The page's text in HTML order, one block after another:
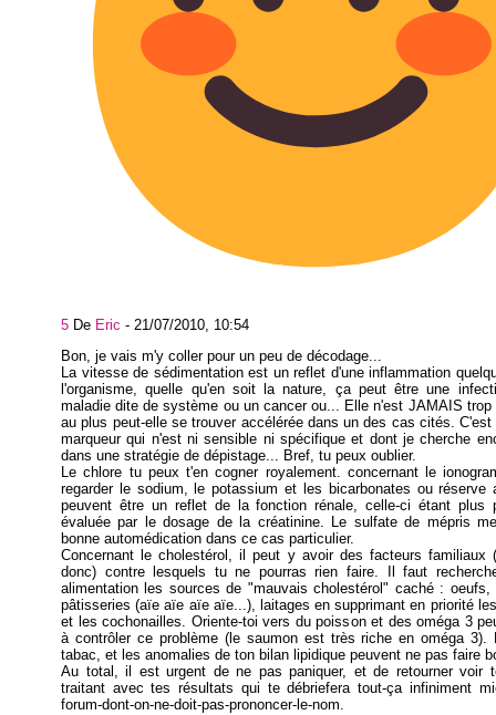
5 De Eric - 21/07/2010, 10:54
Bon, je vais m'y coller pour un peu de décodage...
La vitesse de sédimentation est un reflet d'une inflammation
l'organisme, quelle qu'en soit la nature, ça peut être une
maladie dite de système ou un cancer ou... Elle n'est JAMAIS trop
au plus peut-elle se trouver accélérée dans un des cas cités.
marqueur qui n'est ni sensible ni spécifique et dont je cherche
dans une stratégie de dépistage... Bref, tu peux oublier.
Le chlore tu peux t'en cogner royalement. concernant le
regarder le sodium, le potassium et les bicarbonates ou réserve
peuvent être un reflet de la fonction rénale, celle-ci étant plus
évaluée par le dosage de la créatinine. Le sulfate de mépris
bonne automédication dans ce cas particulier.
Concernant le cholestérol, il peut y avoir des facteurs familiaux
donc) contre lesquels tu ne pourras rien faire. Il faut
alimentation les sources de "mauvais cholestérol" caché : oeufs,
pâtisseries (aïe aïe aïe aïe...), laitages en supprimant en priorité
et les cochonailles. Oriente-toi vers du poisson et des oméga 3
à contrôler ce problème (le saumon est très riche en oméga 3).
tabac, et les anomalies de ton bilan lipidique peuvent ne pas faire
Au total, il est urgent de ne pas paniquer, et de retourner voir
traitant avec tes résultats qui te débriefera tout-ça infiniment
forum-dont-on-ne-doit-pas-prononcer-le-nom.